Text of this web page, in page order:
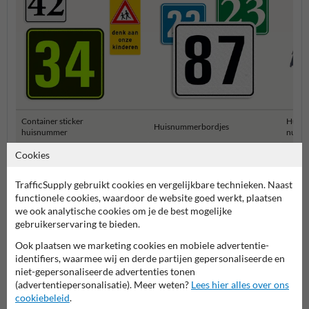
Container sticker
huisnummer
Huisnummerbordjes
Cookies
TrafficSupply gebruikt cookies en vergelijkbare technieken. Naast
functionele cookies, waardoor de website goed werkt, plaatsen
we ook analytische cookies om je de best mogelijke
gebruikerservaring te bieden.
Ook plaatsen we marketing cookies en mobiele advertentie-
identifiers, waarmee wij en derde partijen gepersonaliseerde en
niet-gepersonaliseerde advertenties tonen
(advertentiepersonalisatie). Meer weten? Lees hier alles over ons
cookiebeleid.